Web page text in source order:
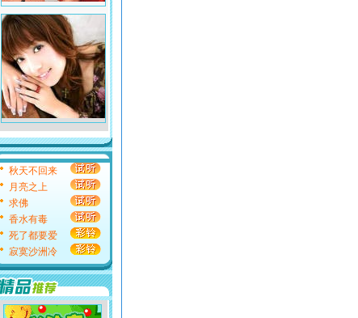
秋天不回来
月亮之上
求佛
香水有毒
死了都要爱
寂寞沙洲冷